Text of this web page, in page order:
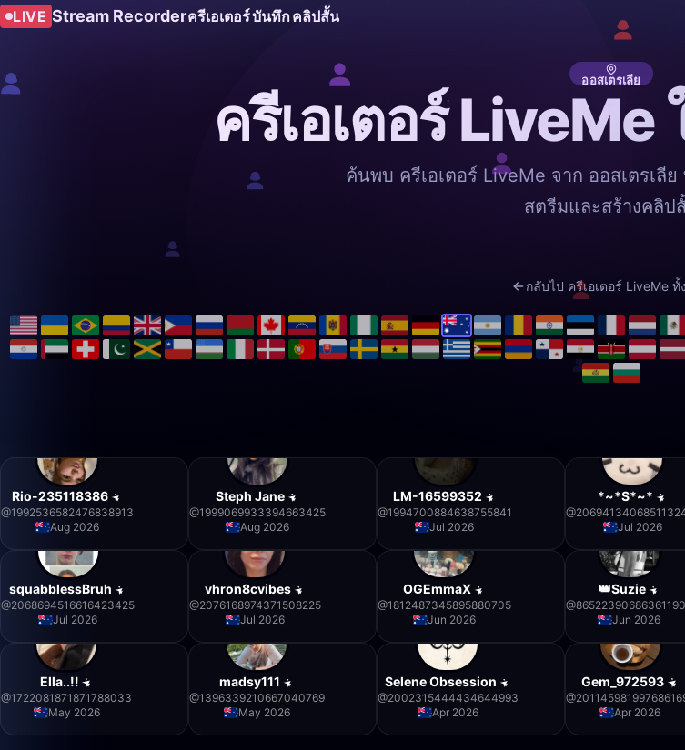
LIVE Stream Recorderครีเอเตอร์บันทึก คลิปสั้น
ออสเตรเลีย
ครีเอเตอร์ LiveMe
ค้นพบ ครีเอเตอร์ LiveMe จาก ออสเตรเลีย
สตรีมและสร้างคลิป
กลับไป ครีเอเตอร์ LiveMe ทั้
Rio-235118386
@1992536582476838913
Aug 2026
Steph Jane
@1999069933394663425
Aug 2026
LM-16599352
@1994700884638755841
Jul 2026
*~*S*~*
@
Jul 2026
squabblessBruh
@2068694516616423425
Jul 2026
vhron8cvibes
@2076168974371508225
Jul 2026
OGEmmaX
@1812487345895880705
Jun 2026
👑Suzie
@
Jun 2026
Ella..!!
@1722081871871788033
May 2026
madsy111
@1396339210667040769
May 2026
Selene Obsession
@2002315444434644993
Apr 2026
Gem_972593
@
Apr 2026